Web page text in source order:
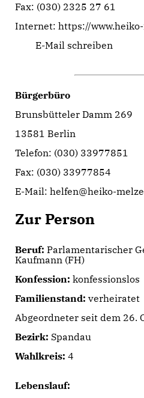
Fax: (030) 2325 27 61
Internet: https://
E-Mail schreiben
Bürgerbüro
Brunsbütteler Damm 269
13581 Berlin
Telefon: (030) 33977851
Fax: (030) 33977854
E-Mail: helfen@heiko-
Zur Person
Beruf: Parlamentarischer
Kaufmann (FH)
Konfession: konfessionslos
Familienstand: verheiratet
Abgeordneter seit dem 26.
Bezirk: Spandau
Wahlkreis: 4
Lebenslauf: